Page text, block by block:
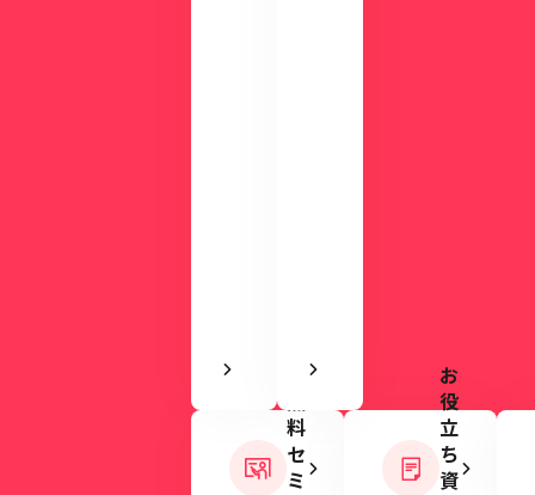
料
セ
ミ
お
役
立
ち
資